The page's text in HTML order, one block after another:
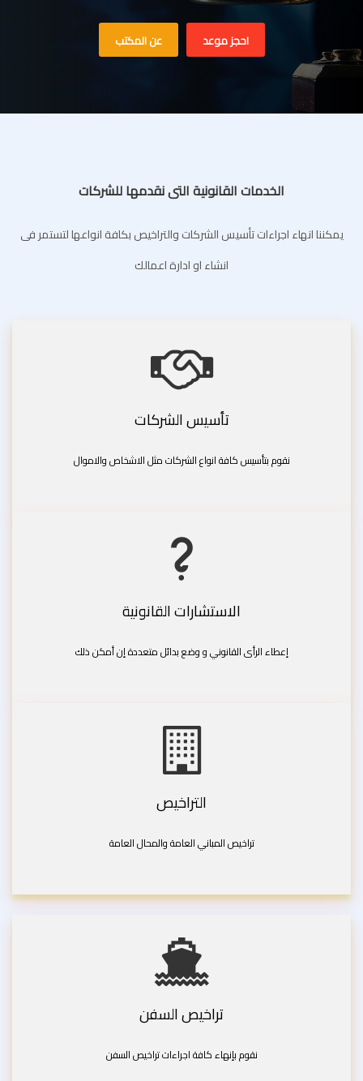
احجز موعد عن المكتب
الخدمات القانونية التى نقدمها للشركات
يمكننا انهاء اجراءات تأسيس الشركات والتراخيص بكافة انواعها لتستمر فى
انشاء او ادارة اعمالك
تأسيس الشركات
نقوم بتأسيس كافة انواع الشركات مثل الاشخاص والاموال
الاستشارات القانونية
إعطاء الرأى القانوني و وضع بدائل متعددة إن أمكن ذلك
التراخيص
تراخيص المباني العامة والمحال العامة
تراخيص السفن
نقوم بإنهاء كافة اجراءات تراخيص السفن